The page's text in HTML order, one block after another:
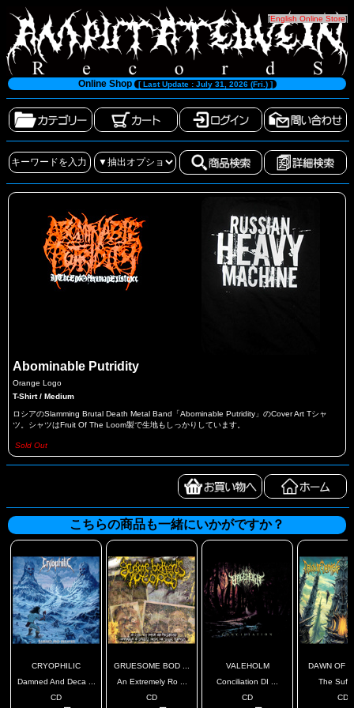
[English Online Store]
Online Shop [ Last Update : July 31, 2026 (Fri.) ]
Abominable Putridity
Orange Logo
T-Shirt / Medium
ロシアのSlamming Brutal Death Metal Band「Abominable Putridity」のCover Art Tシャ
ツ。シャツはFruit Of The Loom製で生地もしっかりしています。
Sold Out
こちらの商品も一緒にいかがですか？
CRYOPHILIC
Damned And Deca ...
CD
GRUESOME BOD ...
An Extremely Ro ...
CD
VALEHOLM
Conciliation DI ...
CD
DAWN OF
The
CD